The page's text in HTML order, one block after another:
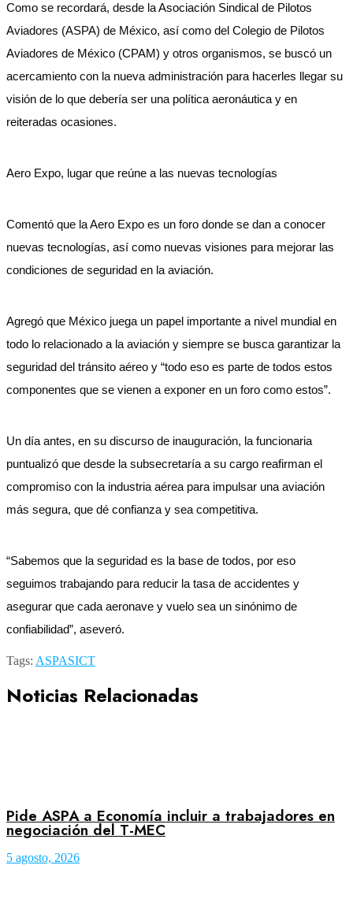
Como se recordará, desde la Asociación Sindical de Pilotos
Aviadores (ASPA) de México, así como del Colegio de Pilotos
Aviadores de México (CPAM) y otros organismos, se buscó un
acercamiento con la nueva administración para hacerles llegar su
visión de lo que debería ser una política aeronáutica y en
reiteradas ocasiones.
Aero Expo, lugar que reúne a las nuevas tecnologías
Comentó que la Aero Expo es un foro donde se dan a conocer
nuevas tecnologías, así como nuevas visiones para mejorar las
condiciones de seguridad en la aviación.
Agregó que México juega un papel importante a nivel mundial en
todo lo relacionado a la aviación y siempre se busca garantizar la
seguridad del tránsito aéreo y “todo eso es parte de todos estos
componentes que se vienen a exponer en un foro como estos”.
Un día antes, en su discurso de inauguración, la funcionaria
puntualizó que desde la subsecretaría a su cargo reafirman el
compromiso con la industria aérea para impulsar una aviación
más segura, que dé confianza y sea competitiva.
“Sabemos que la seguridad es la base de todos, por eso
seguimos trabajando para reducir la tasa de accidentes y
asegurar que cada aeronave y vuelo sea un sinónimo de
confiabilidad”, aseveró.
Tags: ASPASICT
Noticias Relacionadas
Pide ASPA a Economía incluir a trabajadores en
negociación del T-MEC
5 agosto, 2026